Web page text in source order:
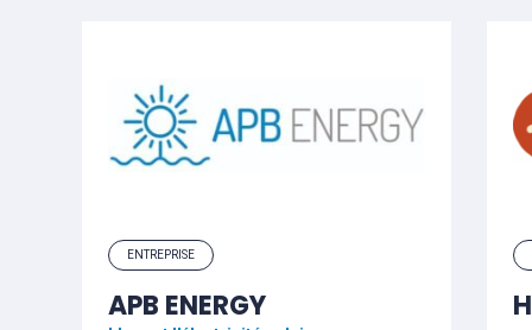
ENTREPRISE
APB ENERGY